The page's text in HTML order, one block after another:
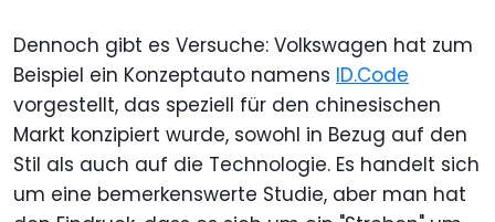
Dennoch gibt es Versuche: Volkswagen hat zum
Beispiel ein Konzeptauto namens ID.Code
vorgestellt, das speziell für den chinesischen
Markt konzipiert wurde, sowohl in Bezug auf den
Stil als auch auf die Technologie. Es handelt sich
um eine bemerkenswerte Studie, aber man hat